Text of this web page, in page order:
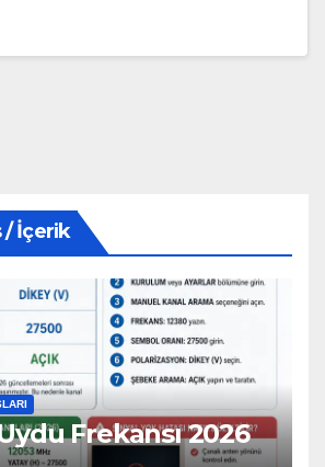
/ İçerik
Frekansı 2026